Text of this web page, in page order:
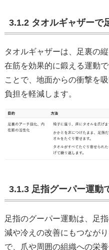
3.1.2 タオルギャザーで
タオルギャザーは、足裏の
在筋を効果的に鍛える運動
ことで、地面からの衝撃を
負担を軽減します。
3.1.3 足指グーパー運動
足指のグーパー運動は、足
減や冷えの改善にもつなが
で、爪や周囲の組織への栄